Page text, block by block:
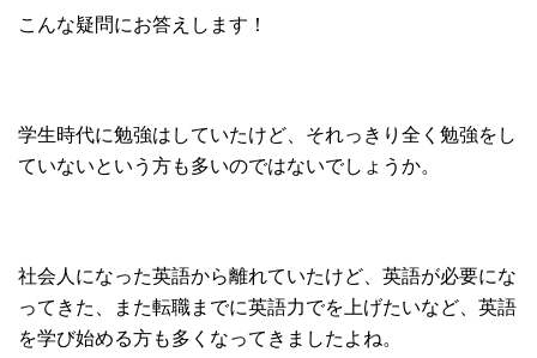
こんな疑問にお答えします！
学生時代に勉強はしていたけど、それっきり全く勉強をし
ていないという方も多いのではないでしょうか。
社会人になった英語から離れていたけど、英語が必要にな
ってきた、また転職までに英語力でを上げたいなど、英語
を学び始める方も多くなってきましたよね。